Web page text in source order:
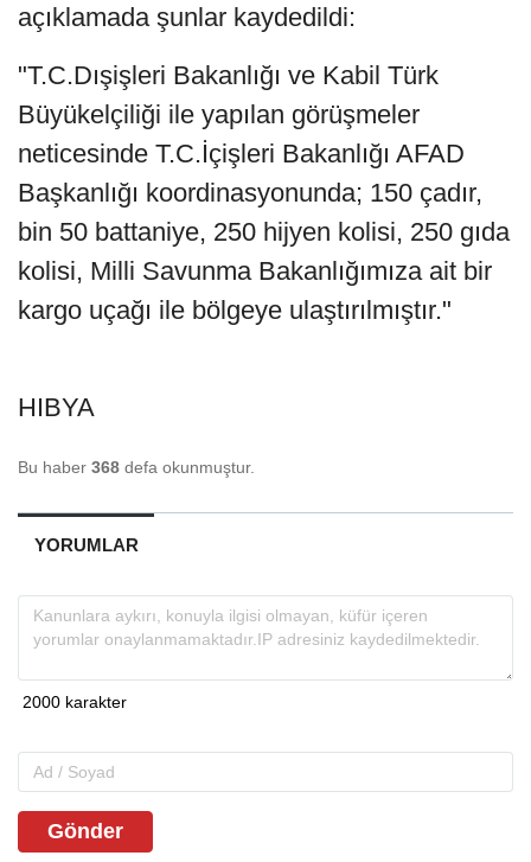
açıklamada şunlar kaydedildi:
"T.C.Dışişleri Bakanlığı ve Kabil Türk
Büyükelçiliği ile yapılan görüşmeler
neticesinde T.C.İçişleri Bakanlığı AFAD
Başkanlığı koordinasyonunda; 150 çadır,
bin 50 battaniye, 250 hijyen kolisi, 250 gıda
kolisi, Milli Savunma Bakanlığımıza ait bir
kargo uçağı ile bölgeye ulaştırılmıştır."
HIBYA
Bu haber 368 defa okunmuştur.
YORUMLAR
Gönder